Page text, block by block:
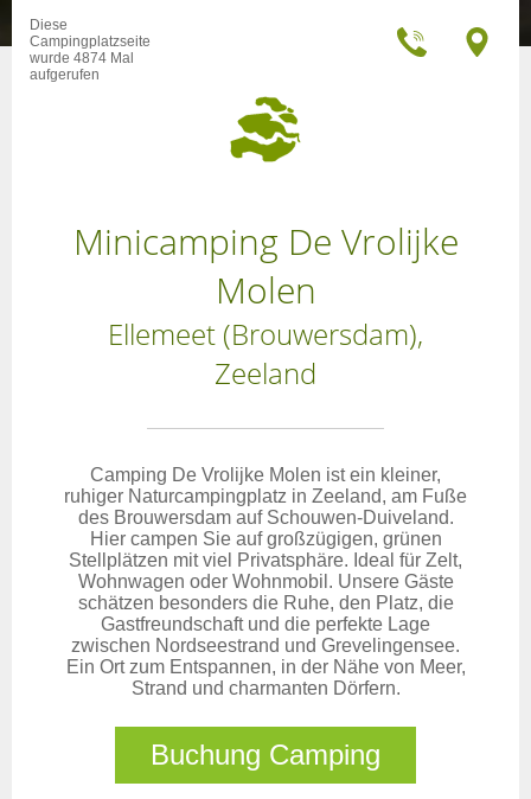
Diese
Campingplatzseite
wurde 4874 Mal
aufgerufen
Minicamping De Vrolijke
Molen
Ellemeet (Brouwersdam),
Zeeland
Camping De Vrolijke Molen ist ein kleiner,
ruhiger Naturcampingplatz in Zeeland, am Fuße
des Brouwersdam auf Schouwen-Duiveland.
Hier campen Sie auf großzügigen, grünen
Stellplätzen mit viel Privatsphäre. Ideal für Zelt,
Wohnwagen oder Wohnmobil. Unsere Gäste
schätzen besonders die Ruhe, den Platz, die
Gastfreundschaft und die perfekte Lage
zwischen Nordseestrand und Grevelingensee.
Ein Ort zum Entspannen, in der Nähe von Meer,
Strand und charmanten Dörfern.
Buchung Camping